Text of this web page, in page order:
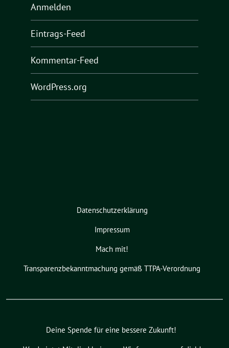
Anmelden
Eintrags-Feed
Kommentar-Feed
WordPress.org
Datenschutzerklärung
Impressum
Mach mit!
Transparenzbekanntmachung gemäß TTPA-Verordnung
Deine Spende für eine bessere Zukunft!